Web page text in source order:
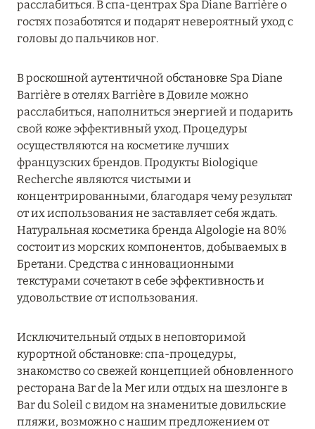
MARCH GRAND ESCAPE: ПРЕДЛОЖЕНИЕ ОТ Á
LA CARTE PREMIUM ПО ОТЕЛЮ WALDORF
ASTORIA MALDIVES ITHAAFUSHI, МАЛЬДИВЫ
12 ноября 2025
MANDARIN ORIENTAL JUMEIRA — SUITE
NOVEMBER
13 мая 2025
ЗАБРОНИРУЙТЕ FOUR SEASONS RESORT
DUBAI AT JUMEIRAH BEACH ПО ЛУЧШИМ
ЦЕНАМ
04 апреля 2025
ATLANTIS THE PALM: НОВЫЙ ПАКЕТ
НАПИТКОВ ДЛЯ HB И FB
расслабиться. В спа-центрах Spa Diane Barrière о
гостях позаботятся и подарят невероятный уход с
головы до пальчиков ног.
В роскошной аутентичной обстановке Spa Diane
Barrière в отелях Barrière в Довиле можно
расслабиться, наполниться энергией и подарить
свой коже эффективный уход. Процедуры
осуществляются на косметике лучших
французских брендов. Продукты Biologique
Recherche являются чистыми и
концентрированными, благодаря чему результат
от их использования не заставляет себя ждать.
Натуральная косметика бренда Algologie на 80%
состоит из морских компонентов, добываемых в
Бретани. Средства с инновационными
текстурами сочетают в себе эффективность и
удовольствие от использования.
Исключительный отдых в неповторимой
курортной обстановке: спа-процедуры,
знакомство со свежей концепцией обновленного
ресторана Bar de la Mer или отдых на шезлонге в
Bar du Soleil с видом на знаменитые довильские
пляжи, возможно с нашим предложением от